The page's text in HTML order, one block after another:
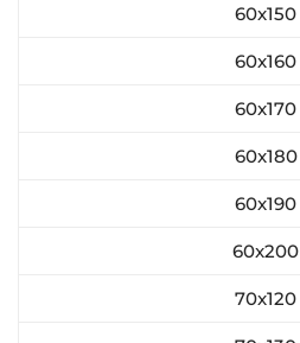
60x150
60x160
60x170
60x180
60x190
60x200
70x120